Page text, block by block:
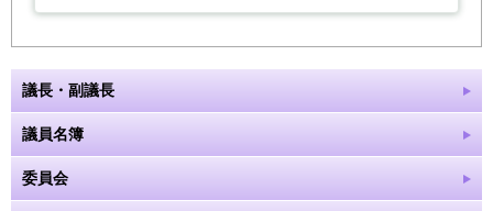
議長・副議長
議員名簿
委員会